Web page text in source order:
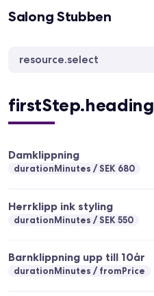
Salong Stubben
resource.select
firstStep.heading
Damklippning
durationMinutes SEK 680
Herrklipp ink styling
durationMinutes SEK 550
Barnklippning upp till 10år
durationMinutes fromPrice